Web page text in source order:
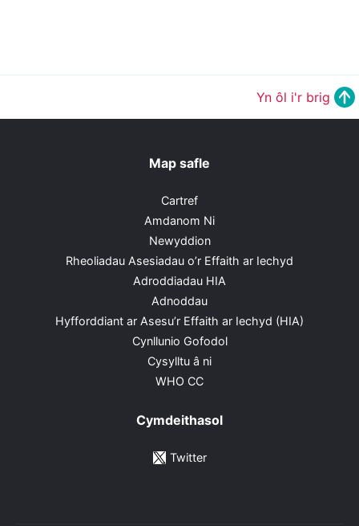
Yn ôl i'r brig
Map safle
Cartref
Amdanom Ni
Newyddion
Rheoliadau Asesiadau o’r Effaith ar Iechyd
Adroddiadau HIA
Adnoddau
Hyfforddiant ar Asesu’r Effaith ar Iechyd (HIA)
Cynllunio Gofodol
Cysylltu â ni
WHO CC
Cymdeithasol
Twitter